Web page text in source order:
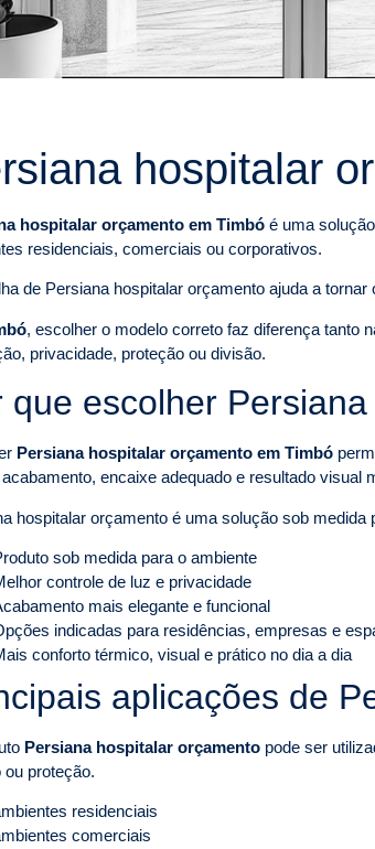
hospitalar
hospitalar orçamento em Timbó é uma
residenciais, comerciais ou corporativos.
de Persiana hospitalar orçamento ajuda a
, escolher o modelo correto faz diferença tanto
privacidade, proteção ou divisão.
que escolher
Persiana hospitalar orçamento em Timbó
encaixe adequado e resultado visual
hospitalar orçamento é uma solução sob
sob medida para o ambiente
controle de luz e privacidade
mais elegante e funcional
indicadas para residências, empresas e
conforto térmico, visual e prático no dia a dia
aplicações de
Persiana hospitalar orçamento pode ser
ou proteção.
residenciais
comerciais